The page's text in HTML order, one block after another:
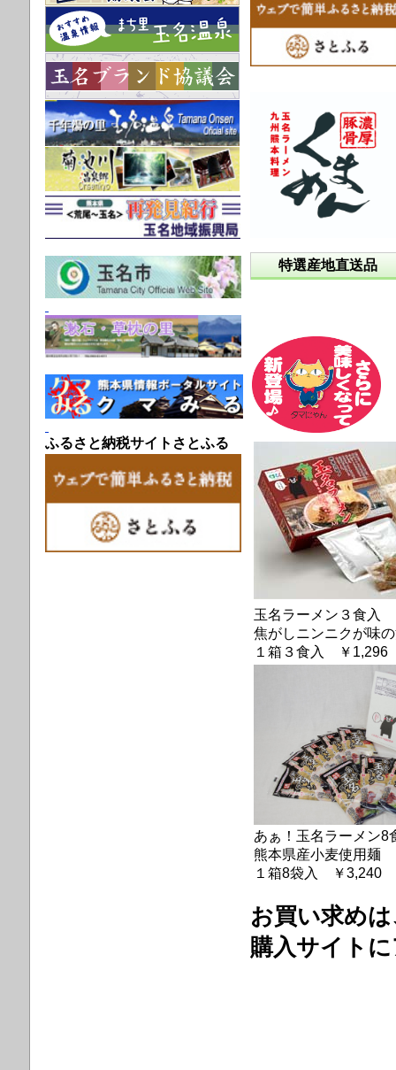
特選産地直送品
玉名ラーメン３食入
焦がしニンニクが味
１箱３食入 ￥1,296
あぁ！玉名ラーメン8
熊本県産小麦使用麺
１箱8袋入 ￥3,240
お買い求め
購入サイト
ふるさと納税サイトさとふる